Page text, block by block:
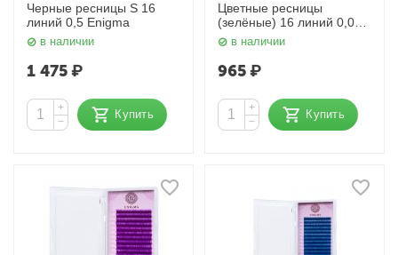
Черные ресницы S 16
линий 0,5 Enigma
в наличии
1 475₽
+
−
Купить
Цветные ресницы
(зелёные) 16 линий 0,07
Enigma
в наличии
965₽
+
−
Купить